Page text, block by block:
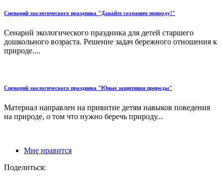
Сценарий экологического праздника "Давайте сохраним природу!"
Сенарий экологического праздника для детей старшего
дошкольного возраста. Решение задач бережного отношения к
природе....
Сценарий экологического праздника "Юные защитники природы"
Материал направлен на привитие детям навыков поведения
на природе, о том что нужно беречь природу...
Мне нравится
Поделиться: